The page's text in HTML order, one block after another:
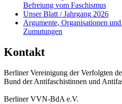
Befreiung vom Faschismus
Unser Blatt / Jahrgang 2026
Argumente, Organisationen
Zumutungen
Kontakt
Berliner Vereinigung der Verfolgten
Bund der Antifaschistinnen und
Berliner VVN-BdA e.V.